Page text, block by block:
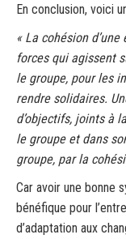
En conclusion, voici
« La cohésion
forces qui agissent
le groupe, pour les
rendre solidaires.
d’objectifs, joints à
le groupe et dans
groupe, par la
Car avoir une bonne
bénéfique pour
d’adaptation aux